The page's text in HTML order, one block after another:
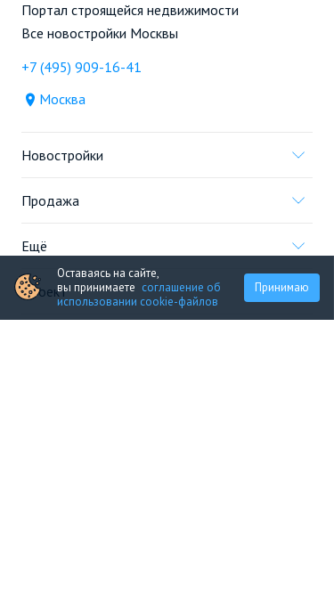
Оставаясь на сайте,
вы принимаете соглашение об
использовании cookie-файлов
Принимаю
Портал строящейся недвижимости
Все новостройки Москвы
+7 (495) 909-16-41
Москва
Новостройки
Продажа
Ещё
Проект